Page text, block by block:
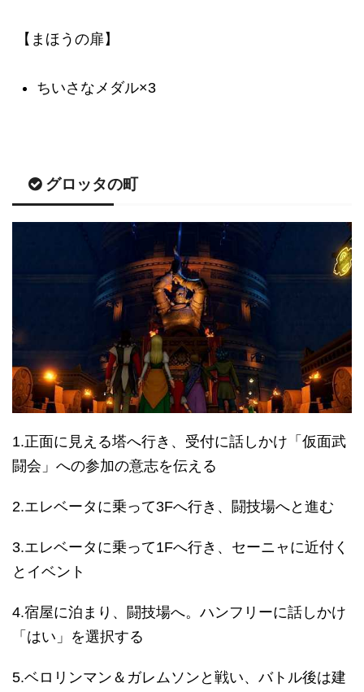
【まほうの扉】
ちいさなメダル×3
グロッタの町
1.正面に見える塔へ行き、受付に話しかけ「仮面武
闘会」への参加の意志を伝える
2.エレベータに乗って3Fへ行き、闘技場へと進む
3.エレベータに乗って1Fへ行き、セーニャに近付く
とイベント
4.宿屋に泊まり、闘技場へ。ハンフリーに話しかけ
「はい」を選択する
5.ベロリンマン＆ガレムソンと戦い、バトル後は建